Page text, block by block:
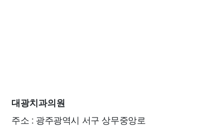
대광치과의원
주소 : 광주광역시 서구 상무중앙로